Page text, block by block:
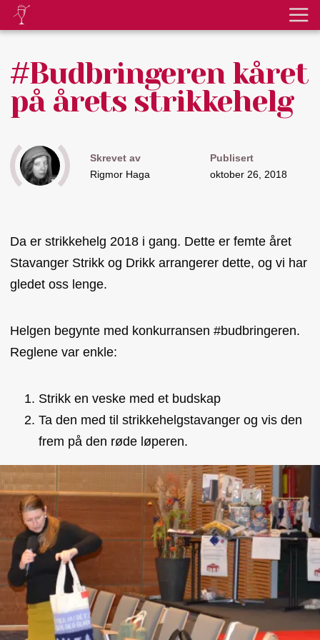
#Budbringeren kåret
på årets strikkehelg
Skrevet av
Rigmor Haga
Publisert
oktober 26, 2018
Da er strikkehelg 2018 i gang. Dette er femte året
Stavanger Strikk og Drikk arrangerer dette, og vi har
gledet oss lenge.
Helgen begynte med konkurransen #budbringeren.
Reglene var enkle:
Strikk en veske med et budskap
Ta den med til strikkehelgstavanger og vis den
frem på den røde løperen.